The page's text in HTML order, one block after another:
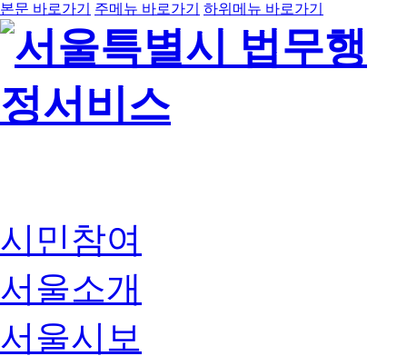
본문 바로가기 주메뉴 바로가기 하위메뉴 바로가기
시민참여
서울소개
서울시보